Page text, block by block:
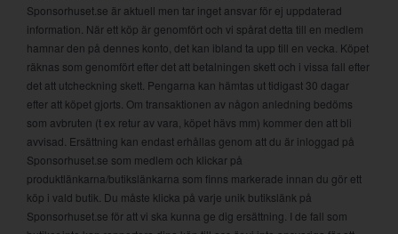
Sponsorhuset.se är aktuell men tar inget ansvar för ej uppdaterad
information. När ett köp är genomfört och vi spårat detta till en medlem
hamnar den på dennes konto, det kan ibland ta upp till en vecka. Köpet
räknas som genomfört efter det att betalningen skett och i vissa fall efter
det att utcheckning skett. Pengarna kan hämtas ut tidigast 30 dagar
efter att köpet gjorts. Om transaktionen av någon anledning bedöms
som avbruten (t ex retur av vara, köpet hävs mm) kommer den att bli
avvisad. Ersättning kan endast erhållas genom att du är inloggad på
Sponsorhuset.se som medlem och klickar på
produktlänkarna/butikslänkarna som finns markerade innan du gör ett
köp i vald butik. Du måste klicka på varje unik butikslänk på
Sponsorhuset.se för att vi ska kunna ge dig ersättning. I de fall som